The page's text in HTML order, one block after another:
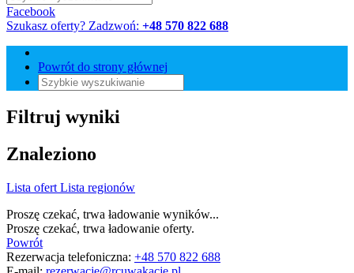
Facebook
Szukasz oferty? Zadzwoń: +48 570 822 688
Powrót do strony głównej
Filtruj wyniki
Znaleziono
Lista ofert Lista regionów
Proszę czekać, trwa ładowanie wyników...
Proszę czekać, trwa ładowanie oferty.
Powrót
Rezerwacja telefoniczna: +48 570 822 688